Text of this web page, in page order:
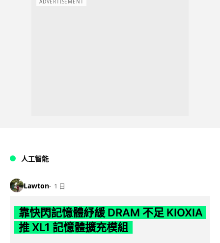
ADVERTISEMENT
人工智能
Lawton 1 日
靠快閃記憶體紓緩 DRAM 不足 KIOXIA
推 XL1 記憶體擴充模組